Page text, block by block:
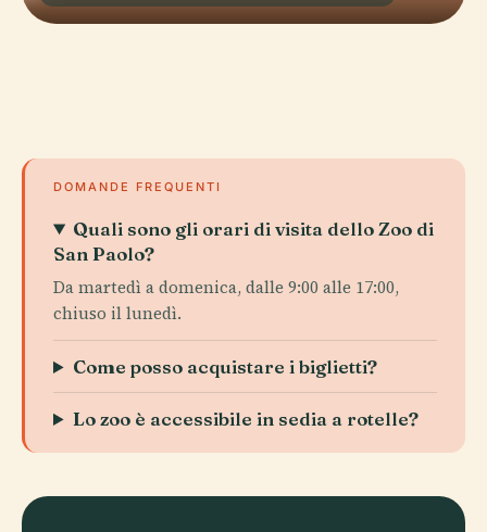
DOMANDE FREQUENTI
Quali sono gli orari di visita dello Zoo di
San Paolo?
Da martedì a domenica, dalle 9:00 alle 17:00,
chiuso il lunedì.
Come posso acquistare i biglietti?
Lo zoo è accessibile in sedia a rotelle?